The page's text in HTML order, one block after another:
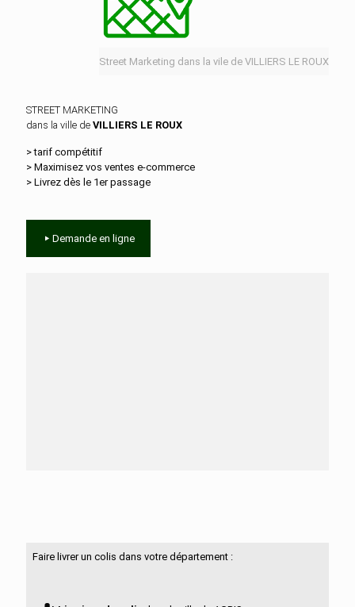
Street Marketing dans la vile de VILLIERS LE ROUX
STREET MARKETING
dans la ville de VILLIERS LE ROUX
> tarif compétitif
> Maximisez vos ventes e‑commerce
> Livrez dès le 1er passage
Demande en ligne
Faire livrer un colis dans votre département :